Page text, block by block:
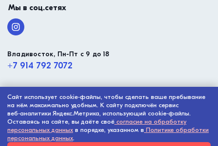
Мы в соц.сетях
Владивосток, Пн-Пт с 9 до 18
+7 914 792 7072
© ООО “Малтико”, 2003 - 2026
Политика конфиденциальности
Разработка сайта -Digital-агентство House
Сайт использует cookie‑файлы, чтобы сделать ваше пребывание
на нём максимально удобным. К сайту подключён сервис
веб‑аналитики Яндекс.Метрика, использующий cookie‑файлы.
Оставаясь на сайте, вы даёте своё согласие на обработку
персональных данных в порядке, указанном в Политике обработки
персональных данных.